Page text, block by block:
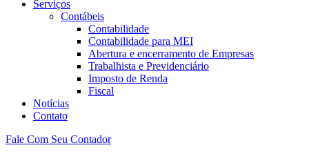
Serviços
Contábeis
Contabilidade
Contabilidade para MEI
Abertura e encerramento de Empresas
Trabalhista e Previdenciário
Imposto de Renda
Fiscal
Notícias
Contato
Fale Com Seu Contador